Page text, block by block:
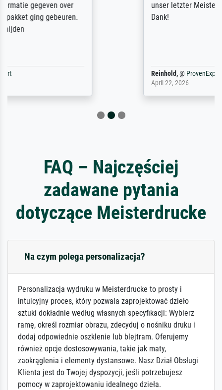
unser letzter Meisterdruck sein. Vielen
Dank!
FAQ – Najczęściej
zadawane pytania
dotyczące Meisterdrucke
Na czym polega personalizacja?
Personalizacja wydruku w Meisterdrucke to prosty i
intuicyjny proces, który pozwala zaprojektować dzieło
sztuki dokładnie według własnych specyfikacji: Wybierz
ramę, określ rozmiar obrazu, zdecyduj o nośniku druku i
dodaj odpowiednie oszklenie lub blejtram. Oferujemy
również opcje dostosowywania, takie jak maty,
zaokrąglenia i elementy dystansowe. Nasz Dział Obsługi
Klienta jest do Twojej dyspozycji, jeśli potrzebujesz
pomocy w zaprojektowaniu idealnego dzieła.